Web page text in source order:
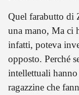
Quel farabutto di
una mano, Ma ci
infatti, poteva
opposto. Perché
intellettuali
ragazzine che